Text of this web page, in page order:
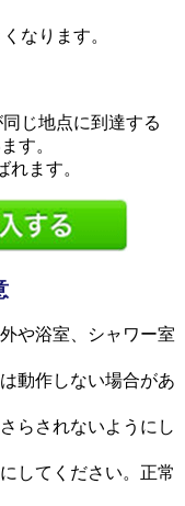
なります。
じ地点に到達する
す。
ます。
や浴室、シャワー室
動作しない場合があ
らされないようにし
してください。正常